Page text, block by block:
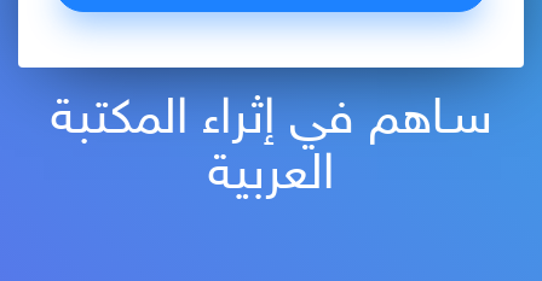
سـاهم في إثراء المكتبة
العربية